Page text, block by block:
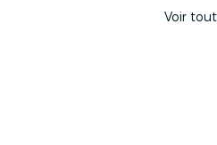
Voir tout